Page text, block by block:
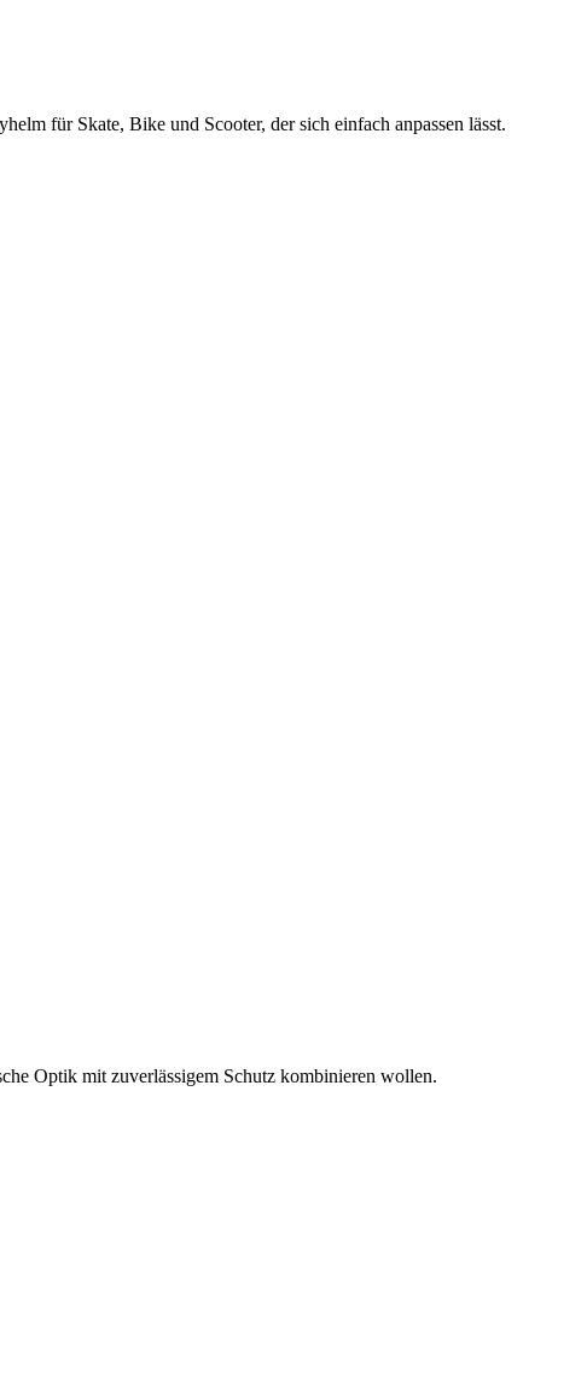
für Skate, Bike und Scooter, der sich einfach anpassen lässt.
Optik mit zuverlässigem Schutz kombinieren wollen.